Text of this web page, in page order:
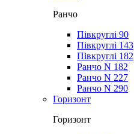
Ранчо
Півкруглі 90
Півкруглі 143
Півкруглі 182
Ранчо N 182
Ранчо N 227
Ранчо N 290
Горизонт
Горизонт